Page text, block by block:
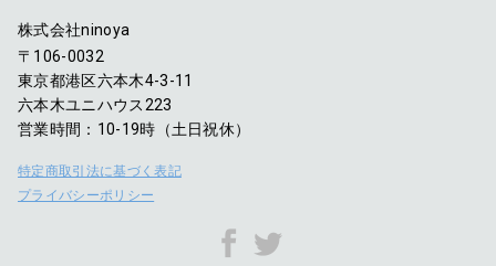
株式会社ninoya
〒106-0032
東京都港区六本木4-3-11
六本木ユニハウス223
営業時間：10-19時（土日祝休）
特定商取引法に基づく表記
プライバシーポリシー